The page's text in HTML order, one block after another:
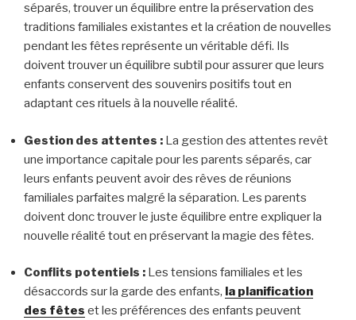
séparés, trouver un équilibre entre la préservation des
traditions familiales existantes et la création de nouvelles
pendant les fêtes représente un véritable défi. Ils
doivent trouver un équilibre subtil pour assurer que leurs
enfants conservent des souvenirs positifs tout en
adaptant ces rituels à la nouvelle réalité.
Gestion des attentes : La gestion des attentes revêt
une importance capitale pour les parents séparés, car
leurs enfants peuvent avoir des rêves de réunions
familiales parfaites malgré la séparation. Les parents
doivent donc trouver le juste équilibre entre expliquer la
nouvelle réalité tout en préservant la magie des fêtes.
Conflits potentiels : Les tensions familiales et les
désaccords sur la garde des enfants, la planification
des fêtes et les préférences des enfants peuvent